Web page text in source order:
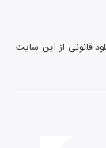
من نیز از دوستان خواهش میکنم با خرید و دانلود قانونی از این سایت